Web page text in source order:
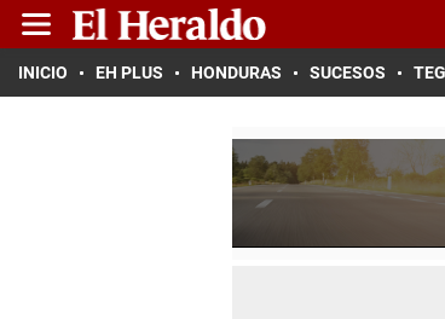
INICIO EH PLUS HONDURAS SUCESOS